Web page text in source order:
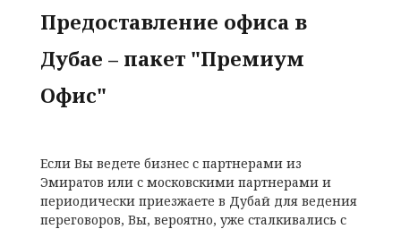
Предоставление офиса в
Дубае – пакет "Премиум
Офис"
Если Вы ведете бизнес с партнерами из
Эмиратов или с московскими партнерами и
периодически приезжаете в Дубай для ведения
переговоров, Вы, вероятно, уже сталкивались с